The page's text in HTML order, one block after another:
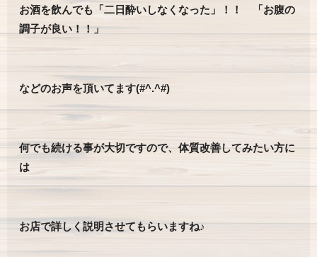
お酒を飲んでも「二日酔いしなくなった」！！ 「お腹の
調子が良い！！」
などのお声を頂いてます(#^.^#)
何でも続ける事が大切ですので、体質改善してみたい方に
は
お店で詳しく説明させてもらいますね♪